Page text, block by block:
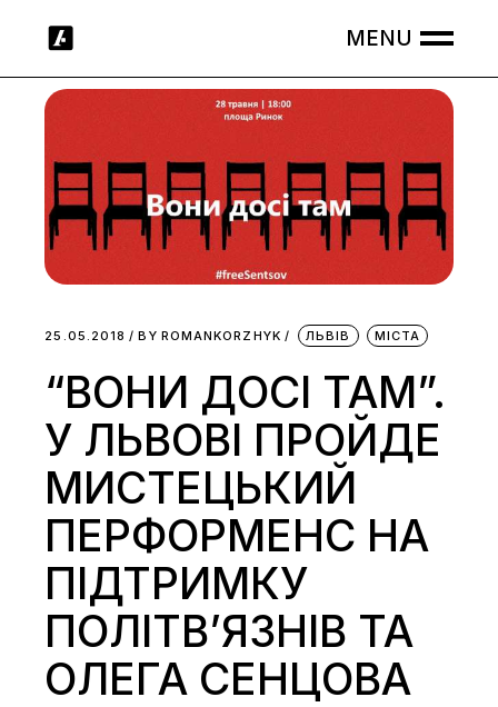
25.05.2018 BY ROMANKORZHYK ЛЬВІВ МІСТА
“ВОНИ ДОСІ ТАМ”.
У ЛЬВОВІ ПРОЙДЕ
МИСТЕЦЬКИЙ
ПЕРФОРМЕНС НА
ПІДТРИМКУ
ПОЛІТВ’ЯЗНІВ ТА
ОЛЕГА СЕНЦОВА